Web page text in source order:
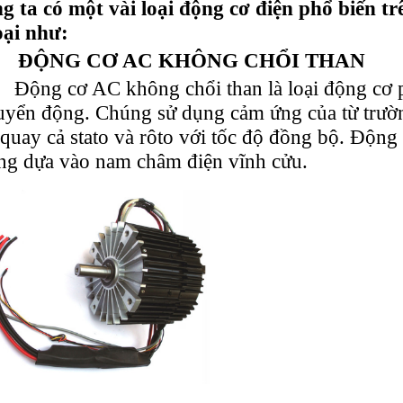
ta có một vài loại động cơ điện phổ biến
như:
ĐỘNG CƠ AC KHÔNG CHỔI THAN
Động cơ AC không chổi than là loại động cơ
động. Chúng sử dụng cảm ứng của từ
cả stato và rôto với tốc độ đồng bộ.
dựa vào nam châm điện vĩnh cửu.